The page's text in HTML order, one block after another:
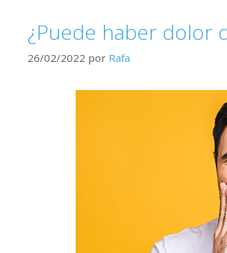
¿Puede haber dolor
26/02/2022 por Rafa